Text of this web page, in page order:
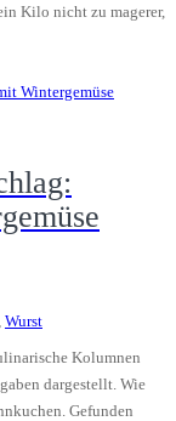
Kilo nicht zu magerer,
Wurst
Kolumnen
dargestellt. Wie
Gefunden